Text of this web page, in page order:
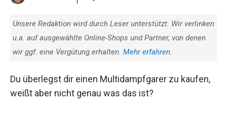
Unsere Redaktion wird durch Leser unterstützt. Wir verlinken
u.a. auf ausgewählte Online-Shops und Partner, von denen
wir ggf. eine Vergütung erhalten. Mehr erfahren.
Du überlegst dir einen Multidampfgarer zu kaufen,
weißt aber nicht genau was das ist?